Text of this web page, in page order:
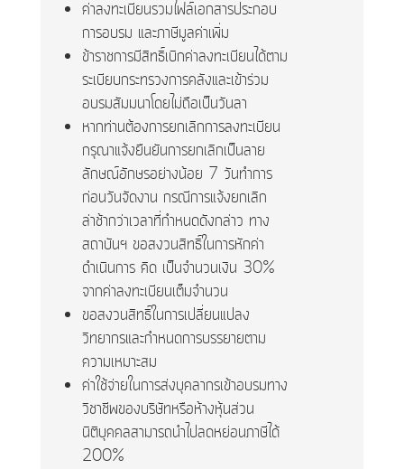
ค่าลงทะเบียนรวมไฟล์เอกสารประกอบ
การอบรม และภาษีมูลค่าเพิ่ม
ข้าราชการมีสิทธิ์เบิกค่าลงทะเบียนได้ตาม
ระเบียบกระทรวงการคลังและเข้าร่วม
อบรมสัมมนาโดยไม่ถือเป็นวันลา
หากท่านต้องการยกเลิกการลงทะเบียน
กรุณาแจ้งยืนยันการยกเลิกเป็นลาย
ลักษณ์อักษรอย่างน้อย 7 วันทำการ
ก่อนวันจัดงาน กรณีการแจ้งยกเลิก
ล่าช้ากว่าเวลาที่กำหนดดังกล่าว ทาง
สถาบันฯ ขอสงวนสิทธิ์ในการหักค่า
ดำเนินการ คิด เป็นจำนวนเงิน 30%
จากค่าลงทะเบียนเต็มจำนวน
ขอสงวนสิทธิ์ในการเปลี่ยนแปลง
วิทยากรและกำหนดการบรรยายตาม
ความเหมาะสม
ค่าใช้จ่ายในการส่งบุคลากรเข้าอบรมทาง
วิชาชีพของบริษัทหรือห้างหุ้นส่วน
นิติบุคคลสามารถนำไปลดหย่อนภาษีได้
200%